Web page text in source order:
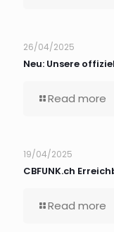
26/04/2025
Neu: Unsere
Read more
19/04/2025
CBFUNK.ch
Read more